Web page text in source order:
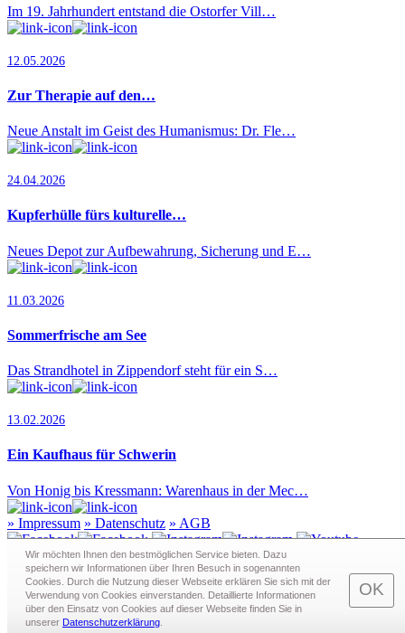
Im 19. Jahrhundert entstand die Ostorfer Vill…
12.05.2026
Zur Therapie auf den…
Neue Anstalt im Geist des Humanismus: Dr. Fle…
24.04.2026
Kupferhülle fürs kulturelle…
Neues Depot zur Aufbewahrung, Sicherung und E…
11.03.2026
Sommerfrische am See
Das Strandhotel in Zippendorf steht für ein S…
13.02.2026
Ein Kaufhaus für Schwerin
Von Honig bis Kressmann: Warenhaus in der Mec…
» Impressum » Datenschutz » AGB
Redaktion · Graf-Schack-Alle 8 · 19053 Schwerin
Telefon:0385 - 63 83 281· Fax: 0385 - 63 83 279 · Mail:
redaktion@schwerin.live
Wir möchten Ihnen den bestmöglichen Service bieten. Dazu
speichern wir Informationen über Ihren Besuch in sogenann­ten
Cookies. Durch die Nutzung dieser Webseite erklären Sie sich mit der
Verwendung von Cookies einverstanden. Detaillierte Informationen
über den Einsatz von Cookies auf dieser Webseite finden Sie in
unserer Datenschutzerklärung
OK